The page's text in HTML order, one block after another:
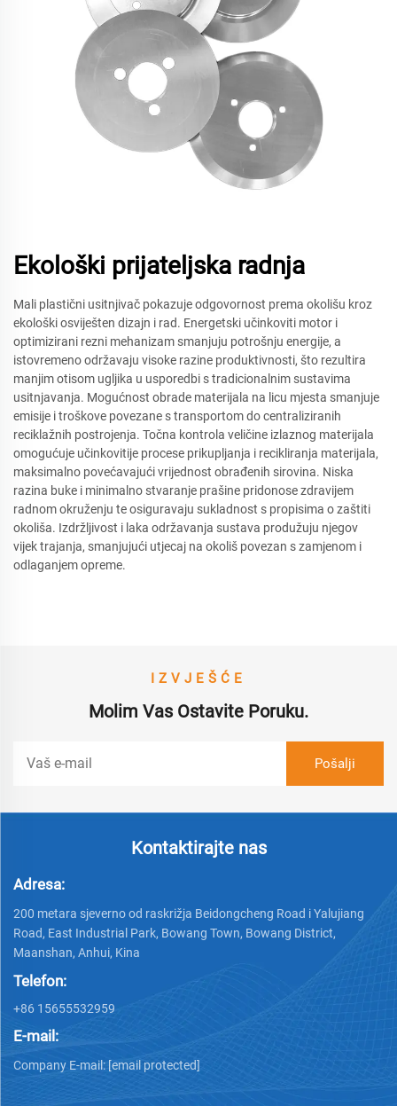
Ekološki prijateljska radnja
Mali plastični usitnjivač pokazuje odgovornost prema okolišu kroz
ekološki osviješten dizajn i rad. Energetski učinkoviti motor i
optimizirani rezni mehanizam smanjuju potrošnju energije, a
istovremeno održavaju visoke razine produktivnosti, što rezultira
manjim otisom ugljika u usporedbi s tradicionalnim sustavima
usitnjavanja. Mogućnost obrade materijala na licu mjesta smanjuje
emisije i troškove povezane s transportom do centraliziranih
reciklažnih postrojenja. Točna kontrola veličine izlaznog materijala
omogućuje učinkovitije procese prikupljanja i recikliranja materijala,
maksimalno povećavajući vrijednost obrađenih sirovina. Niska
razina buke i minimalno stvaranje prašine pridonose zdravijem
radnom okruženju te osiguravaju sukladnost s propisima o zaštiti
okoliša. Izdržljivost i laka održavanja sustava produžuju njegov
vijek trajanja, smanjujući utjecaj na okoliš povezan s zamjenom i
odlaganjem opreme.
IZVJEŠĆE
Molim Vas Ostavite Poruku.
Kontaktirajte nas
Adresa:
200 metara sjeverno od raskrižja Beidongcheng Road i Yalujiang
Road, East Industrial Park, Bowang Town, Bowang District,
Maanshan, Anhui, Kina
Telefon:
+86 15655532959
E-mail:
Company E-mail: [email protected]